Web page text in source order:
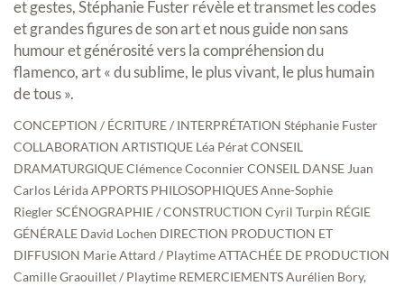
et gestes, Stéphanie Fuster révèle et transmet les codes
et grandes figures de son art et nous guide non sans
humour et générosité vers la compréhension du
flamenco, art « du sublime, le plus vivant, le plus humain
de tous ».
CONCEPTION / ÉCRITURE / INTERPRÉTATION Stéphanie Fuster
COLLABORATION ARTISTIQUE Léa Pérat CONSEIL
DRAMATURGIQUE Clémence Coconnier CONSEIL DANSE Juan
Carlos Lérida APPORTS PHILOSOPHIQUES Anne-Sophie
Riegler SCÉNOGRAPHIE / CONSTRUCTION Cyril Turpin RÉGIE
GÉNÉRALE David Lochen DIRECTION PRODUCTION ET
DIFFUSION Marie Attard / Playtime ATTACHÉE DE PRODUCTION
Camille Graouillet / Playtime REMERCIEMENTS Aurélien Bory,